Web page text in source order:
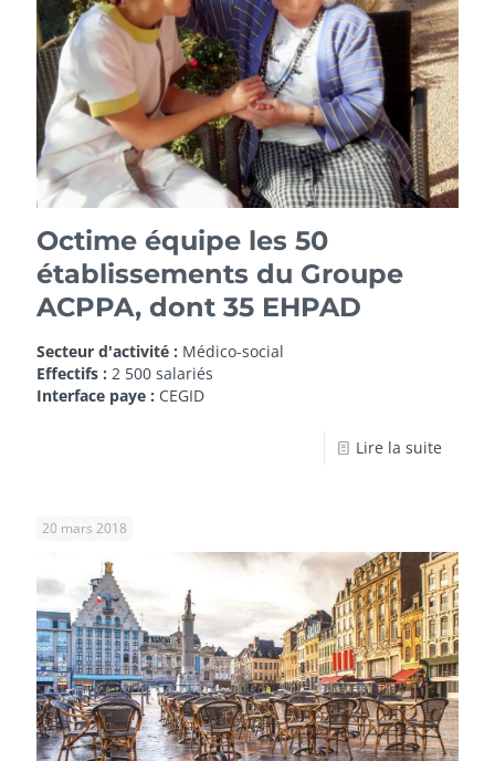
Octime équipe les 50
établissements du Groupe
ACPPA, dont 35 EHPAD
Secteur d'activité : Médico-social
Effectifs : 2 500 salariés
Interface paye : CEGID
Lire la suite
20 mars 2018